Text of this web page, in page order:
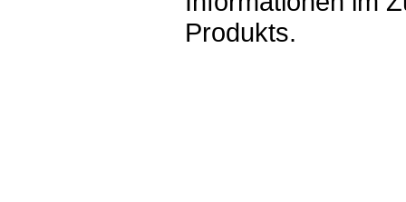
Produkts.